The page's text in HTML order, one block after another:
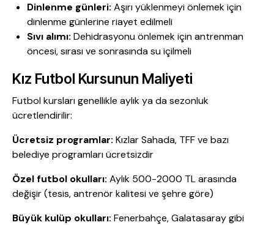
Dinlenme günleri: Aşırı yüklenmeyi önlemek için
dinlenme günlerine riayet edilmeli
Sıvı alımı: Dehidrasyonu önlemek için antrenman
öncesi, sırası ve sonrasında su içilmeli
Kız Futbol Kursunun Maliyeti
Futbol kursları genellikle aylık ya da sezonluk
ücretlendirilir:
Ücretsiz programlar: Kızlar Sahada, TFF ve bazı
belediye programları ücretsizdir
Özel futbol okulları: Aylık 500-2000 TL arasında
değişir (tesis, antrenör kalitesi ve şehre göre)
Büyük kulüp okulları: Fenerbahçe, Galatasaray gibi